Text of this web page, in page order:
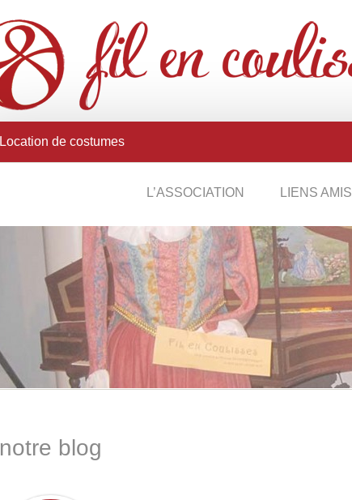
Location de costumes
L’ASSOCIATION LIENS AMIS
notre blog